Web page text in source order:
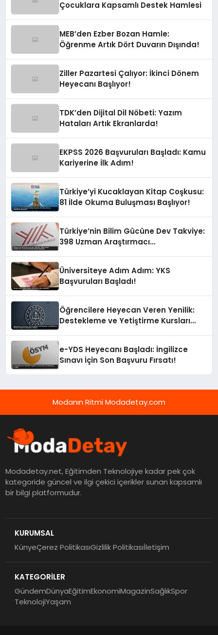
Çocuklara Kapsamlı Destek Hamlesi
MEB’den Ezber Bozan Hamle:
Öğrenme Artık Dört Duvarın Dışında!
Ziller Pazartesi Çalıyor: İkinci Dönem
Heyecanı Başlıyor!
TDK’den Dijital Dil Nöbeti: Yazım
Hataları Artık Ekranlarda!
EKPSS 2026 Başvuruları Başladı: Kamu
Kariyerine İlk Adım!
Türkiye’yi Kucaklayan Kitap Coşkusu:
81 İlde Okuma Buluşması Başlıyor!
Türkiye’nin Bilim Gücüne Dev Takviye:
398 Uzman Araştırmacı
Üniversiteye Adım Adım: YKS
Başvuruları Başladı!
Öğrencilere Heyecan Veren Yenilik:
Destekleme ve Yetiştirme Kursları
e-YDS Heyecanı Başladı: İngilizce
Sınavı İçin Son Başvuru Fırsatı!
Modanın Ritmi Modadetay.com
Modadetay.net, Eğitimden Teknolojiye kadar pek çok
kategoride güncel ve ilgi çekici içerikler sunan kapsamlı
bir bilgi platformudur.
KURUMSAL
KünyeÇerez PolitikasıGizlilik Politikasıİletişim
KATEGORİLER
GündemDünyaEğitimEkonomiMagazinSağlıkSpor
TeknolojiYaşam